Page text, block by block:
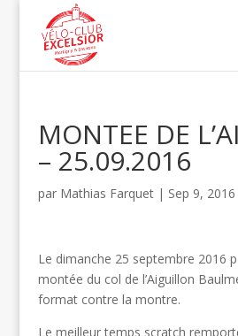
MONTEE DE
– 25.09.2016
par Mathias Farquet| Sep 9, 2016
Le dimanche 25 septembre 2016
montée du col de l’Aiguillon
format contre la montre.
Le meilleur temps scratch